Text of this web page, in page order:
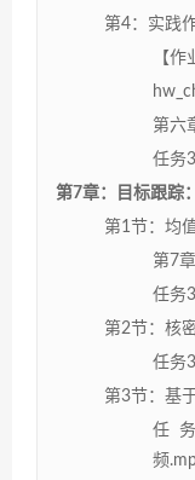
第4：实践
【
第六
任务
第7章：目标跟踪
第1节：均
第7
任务
第2节：核
任务
第3节：基
任
频